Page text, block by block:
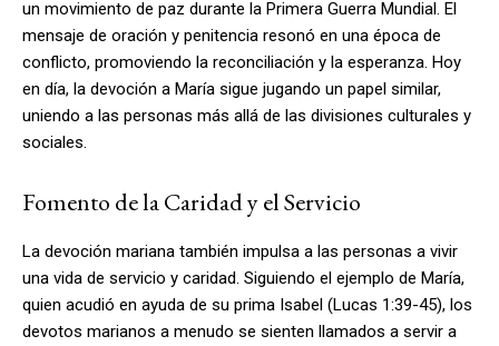
un movimiento de paz durante la Primera Guerra Mundial. El
mensaje de oración y penitencia resonó en una época de
conflicto, promoviendo la reconciliación y la esperanza. Hoy
en día, la devoción a María sigue jugando un papel similar,
uniendo a las personas más allá de las divisiones culturales y
sociales.
Fomento de la Caridad y el Servicio
La devoción mariana también impulsa a las personas a vivir
una vida de servicio y caridad. Siguiendo el ejemplo de María,
quien acudió en ayuda de su prima Isabel (Lucas 1:39-45), los
devotos marianos a menudo se sienten llamados a servir a